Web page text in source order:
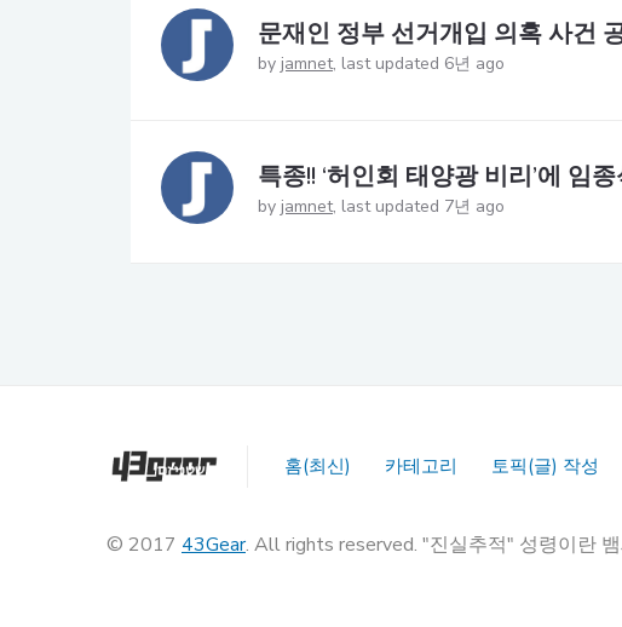
문재인 정부 선거개입 의혹 사건
by jamnet last updated 6년 ago
특종!! ‘허인회 태양광 비리’에 임
by jamnet last updated 7년 ago
홈(최신) 카테고리 토픽(글) 작성
© 2017 43Gear. All rights reserved. "진실추적" 성령이란